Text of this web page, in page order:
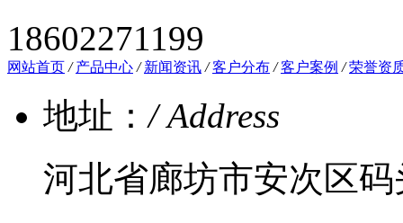
18602271199
网站首页 / 产品中心 / 新闻资讯 / 客户分布 / 客户案例 / 荣誉资
地址：/ Address
河北省廊坊市安次区码